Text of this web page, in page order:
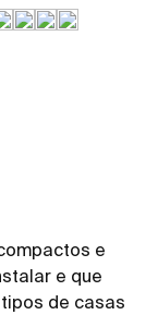
e
e que
de casas